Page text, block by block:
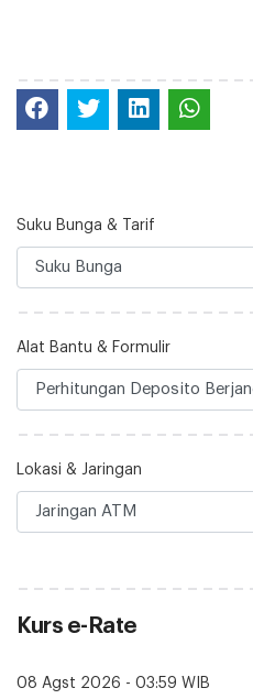
Suku Bunga & Tarif
Alat Bantu & Formulir
Lokasi & Jaringan
Kurs e-Rate
08 Agst 2026 - 03:59 WIB